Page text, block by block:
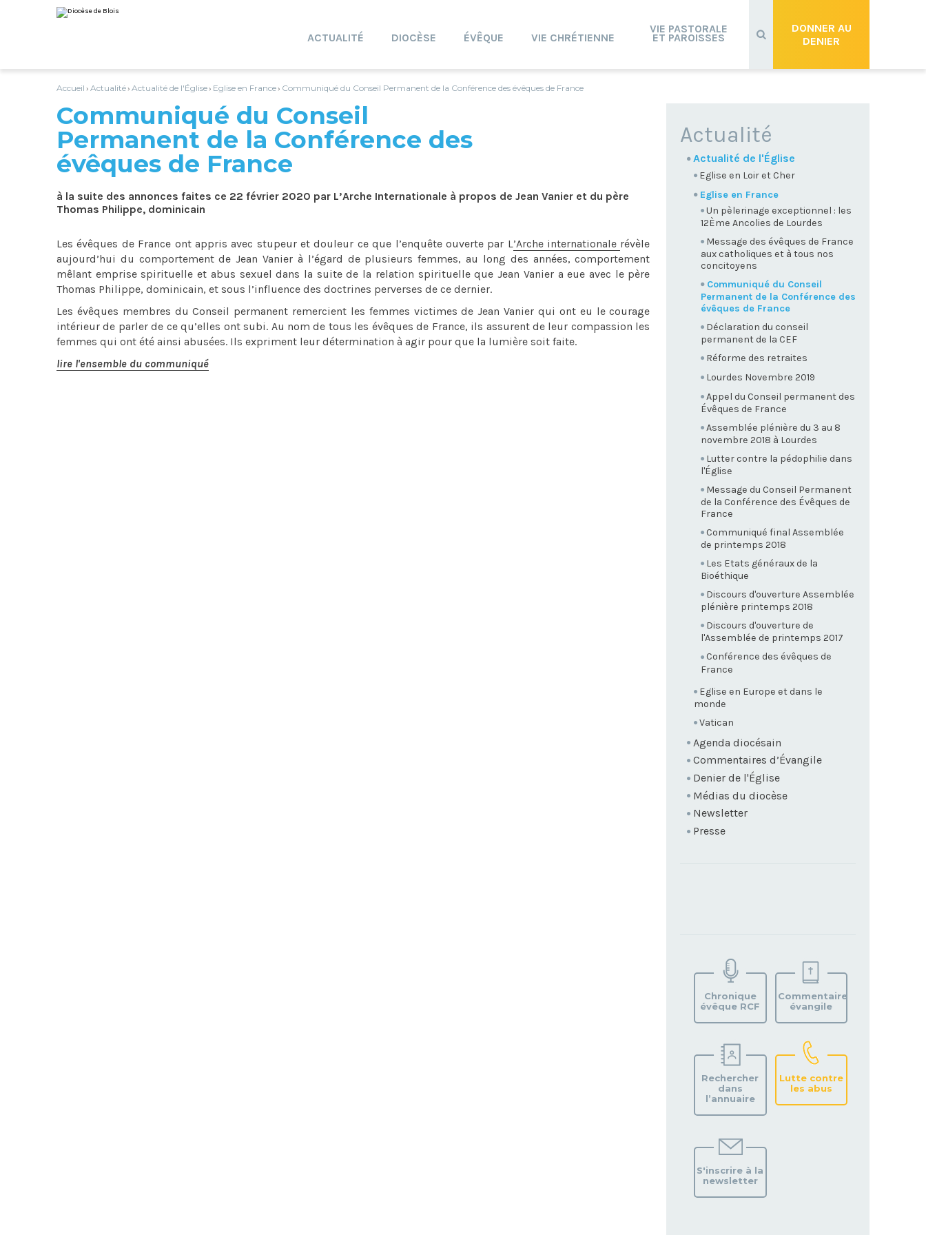
au
contenu.
personnels
DONNER AU
DENIER
ACTUALITÉ DIOCÈSE ÉVÊQUE VIE CHRÉTIENNE
VIE PASTORALE
ET PAROISSES
Accueil › Actualité› Actualité de l'Église› Eglise en France› Communiqué du Conseil Permanent de la Conférence des évêques de France
Communiqué du Conseil
Permanent de la Conférence des
évêques de France
à la suite des annonces faites ce 22 février 2020 par L’Arche Internationale à propos de Jean Vanier et du père
Thomas Philippe, dominicain
Les évêques de France ont appris avec stupeur et douleur ce que l’enquête ouverte par L’Arche internationale révèle
aujourd’hui du comportement de Jean Vanier à l’égard de plusieurs femmes, au long des années, comportement
mêlant emprise spirituelle et abus sexuel dans la suite de la relation spirituelle que Jean Vanier a eue avec le père
Thomas Philippe, dominicain, et sous l’influence des doctrines perverses de ce dernier.
Les évêques membres du Conseil permanent remercient les femmes victimes de Jean Vanier qui ont eu le courage
intérieur de parler de ce qu’elles ont subi. Au nom de tous les évêques de France, ils assurent de leur compassion les
femmes qui ont été ainsi abusées. Ils expriment leur détermination à agir pour que la lumière soit faite.
lire l'ensemble du communiqué
NAVIGATION
Actualité
Actualité de l'Église
Eglise en Loir et Cher
Eglise en France
Un pèlerinage exceptionnel : les
12Ème Ancolies de Lourdes
Message des évêques de France
aux catholiques et à tous nos
concitoyens
Communiqué du Conseil
Permanent de la Conférence des
évêques de France
Déclaration du conseil
permanent de la CEF
Réforme des retraites
Lourdes Novembre 2019
Appel du Conseil permanent des
Évêques de France
Assemblée plénière du 3 au 8
novembre 2018 à Lourdes
Lutter contre la pédophilie dans
l'Église
Message du Conseil Permanent
de la Conférence des Évêques de
France
Communiqué final Assemblée
de printemps 2018
Les Etats généraux de la
Bioéthique
Discours d'ouverture Assemblée
plénière printemps 2018
Discours d'ouverture de
l'Assemblée de printemps 2017
Conférence des évêques de
France
Eglise en Europe et dans le
monde
Vatican
Agenda diocésain
Commentaires d’Évangile
Denier de l'Église
Médias du diocèse
Newsletter
Presse
VOTRE
PAROISSE
Chronique
évêque RCF
Commentaire
évangile
Rechercher
dans
l’annuaire
Lutte contre
les abus
S'inscrire à la
newsletter